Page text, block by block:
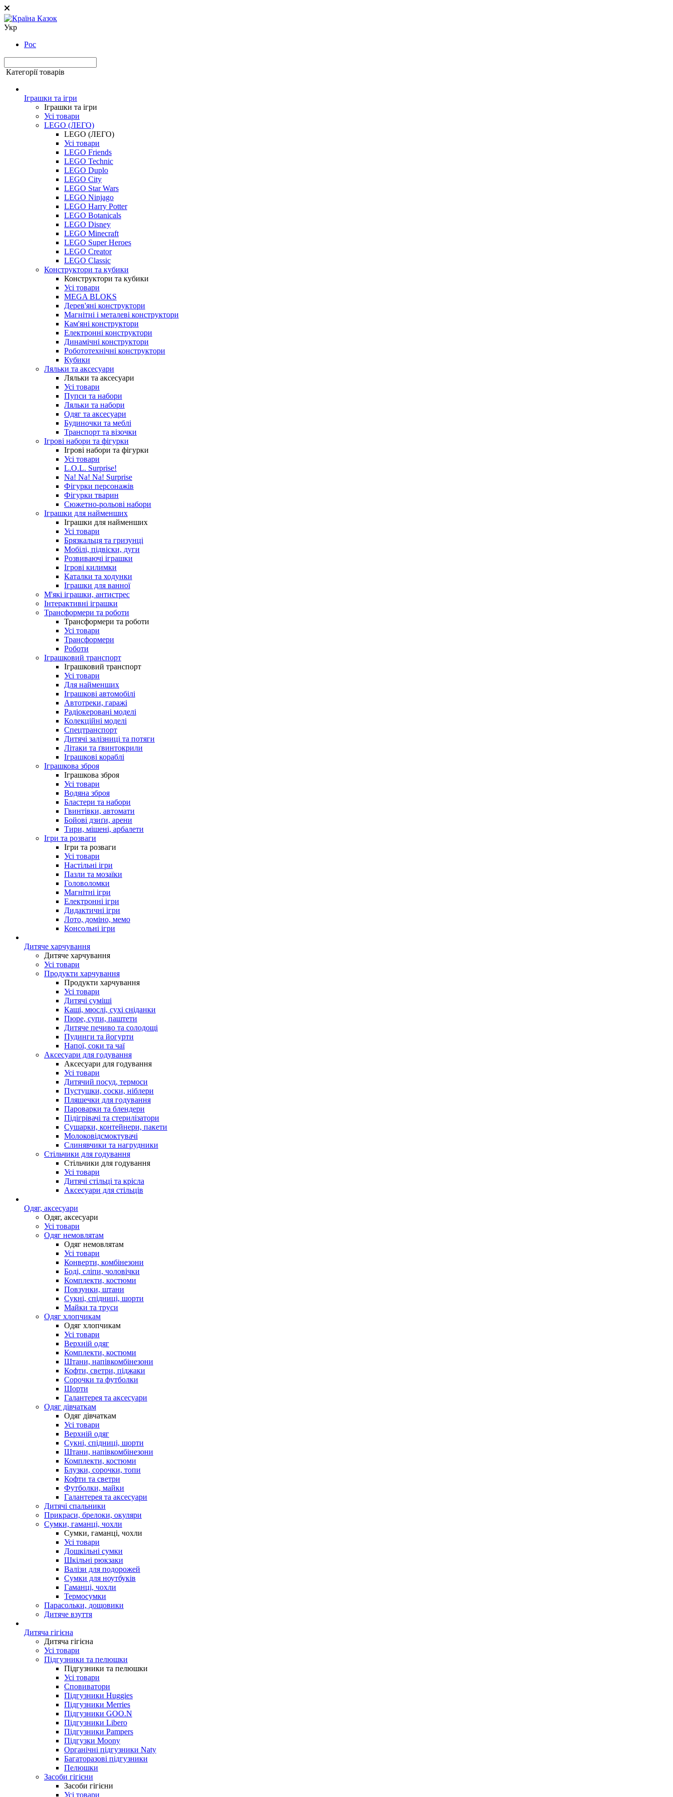
Укр
Рос
Категорії товарів
Іграшки та ігри
Іграшки та ігри
Усі товари
LEGO (ЛЕГО)
LEGO (ЛЕГО)
Усі товари
LEGO Friends
LEGO Technic
LEGO Duplo
LEGO City
LEGO Star Wars
LEGO Ninjago
LEGO Harry Potter
LEGO Botanicals
LEGO Disney
LEGO Minecraft
LEGO Super Heroes
LEGO Creator
LEGO Classic
Конструктори та кубики
Конструктори та кубики
Усі товари
MEGA BLOKS
Дерев'яні конструктори
Магнітні і металеві конструктори
Кам'яні конструктори
Електронні конструктори
Динамічні конструктори
Робототехнічні конструктори
Кубики
Ляльки та аксесуари
Ляльки та аксесуари
Усі товари
Пупси та набори
Ляльки та набори
Одяг та аксесуари
Будиночки та меблі
Транспорт та візочки
Ігрові набори та фігурки
Ігрові набори та фігурки
Усі товари
L.O.L. Surprise!
Na! Na! Na! Surprise
Фігурки персонажів
Фігурки тварин
Сюжетно-рольові набори
Іграшки для найменших
Іграшки для найменших
Усі товари
Брязкальця та гризунці
Мобілі, підвіски, дуги
Розвиваючі іграшки
Ігрові килимки
Каталки та ходунки
Іграшки для ванної
М'які іграшки, антистрес
Інтерактивні іграшки
Трансформери та роботи
Трансформери та роботи
Усі товари
Трансформери
Роботи
Іграшковий транспорт
Іграшковий транспорт
Усі товари
Для найменших
Іграшкові автомобілі
Автотреки, гаражі
Радіокеровані моделі
Колекційні моделі
Спецтранспорт
Дитячі залізниці та потяги
Літаки та ґвинтокрили
Іграшкові кораблі
Іграшкова зброя
Іграшкова зброя
Усі товари
Водяна зброя
Бластери та набори
Гвинтівки, автомати
Бойові дзиґи, арени
Тири, мішені, арбалети
Ігри та розваги
Ігри та розваги
Усі товари
Настільні ігри
Пазли та мозаїки
Головоломки
Магнітні ігри
Електронні ігри
Дидактичні ігри
Лото, доміно, мемо
Консольні ігри
Дитяче харчування
Дитяче харчування
Усі товари
Продукти харчування
Продукти харчування
Усі товари
Дитячі суміші
Каші, мюслі, сухі сніданки
Пюре, супи, паштети
Дитяче печиво та солодощі
Пудинги та йогурти
Напої, соки та чаї
Аксесуари для годування
Аксесуари для годування
Усі товари
Дитячий посуд, термоси
Пустушки, соски, ніблери
Пляшечки для годування
Пароварки та блендери
Підігрівачі та стерилізатори
Сушарки, контейнери, пакети
Молоковідсмоктувачі
Слинявчики та нагрудники
Стільчики для годування
Стільчики для годування
Усі товари
Дитячі стільці та крісла
Аксесуари для стільців
Одяг, аксесуари
Одяг, аксесуари
Усі товари
Одяг немовлятам
Одяг немовлятам
Усі товари
Конверти, комбінезони
Боді, сліпи, чоловічки
Комплекти, костюми
Повзунки, штани
Сукні, спідниці, шорти
Майки та труси
Одяг хлопчикам
Одяг хлопчикам
Усі товари
Верхній одяг
Комплекти, костюми
Штани, напівкомбінезони
Кофти, светри, піджаки
Сорочки та футболки
Шорти
Галантерея та аксесуари
Одяг дівчаткам
Одяг дівчаткам
Усі товари
Верхній одяг
Сукні, спідниці, шорти
Штани, напівкомбінезони
Комплекти, костюми
Блузки, сорочки, топи
Кофти та светри
Футболки, майки
Галантерея та аксесуари
Дитячі спальники
Прикраси, брелоки, окуляри
Сумки, гаманці, чохли
Сумки, гаманці, чохли
Усі товари
Дошкільні сумки
Шкільні рюкзаки
Валізи для подорожей
Сумки для ноутбуків
Гаманці, чохли
Термосумки
Парасольки, дощовики
Дитяче взуття
Дитяча гігієна
Дитяча гігієна
Усі товари
Підгузники та пелюшки
Підгузники та пелюшки
Усі товари
Сповиватори
Підгузники Huggies
Підгузники Merries
Підгузники GOO.N
Підгузники Libero
Підгузники Pampers
Підгузки Moony
Органічні підгузники Naty
Багаторазові підгузники
Пелюшки
Засоби гігієни
Засоби гігієни
Усі товари